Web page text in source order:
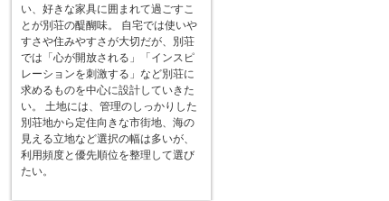
い、好きな家具に囲まれて過ごすこ
とが別荘の醍醐味。 自宅では使いや
すさや住みやすさが大切だが、別荘
では「心が開放される」「インスピ
レーションを刺激する」など別荘に
求めるものを中心に設計していきた
い。 土地には、管理のしっかりした
別荘地から定住向きな市街地、海の
見える立地など選択の幅は多いが、
利用頻度と優先順位を整理して選び
たい。